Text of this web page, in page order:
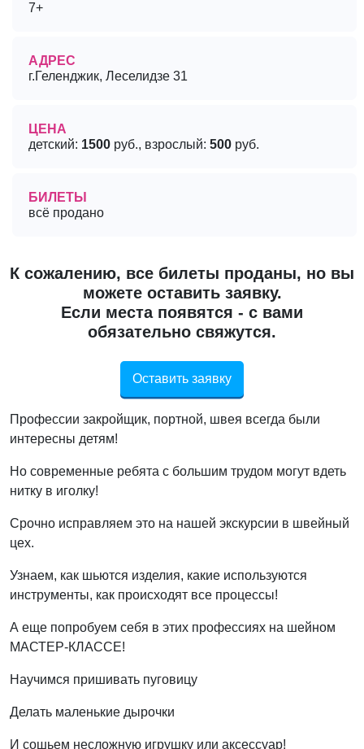
7+
АДРЕС
г.Геленджик, Леселидзе 31
ЦЕНА
детский: 1500 руб., взрослый: 500 руб.
БИЛЕТЫ
всё продано
К сожалению, все билеты проданы, но вы
можете оставить заявку.
Если места появятся - с вами
обязательно свяжутся.
Оставить заявку
Профессии закройщик, портной, швея всегда были
интересны детям!
Но современные ребята с большим трудом могут вдеть
нитку в иголку!
Срочно исправляем это на нашей экскурсии в швейный
цех.
Узнаем, как шьются изделия, какие используются
инструменты, как происходят все процессы!
А еще попробуем себя в этих профессиях на шейном
МАСТЕР-КЛАССЕ!
Научимся пришивать пуговицу
Делать маленькие дырочки
И сошьем несложную игрушку или аксессуар!